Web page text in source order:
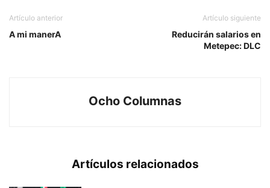
Artículo anterior
A mi manerA
Artículo siguiente
Reducirán salarios en
Metepec: DLC
Ocho Columnas
Artículos relacionados